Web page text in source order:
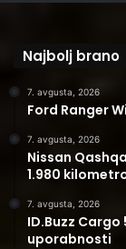
Najbolj brano
7. avgusta, 2026
Ford Ranger
7. avgusta, 2026
Nissan
1.980
7. avgusta, 2026
ID.Buzz Cargo
uporabnosti